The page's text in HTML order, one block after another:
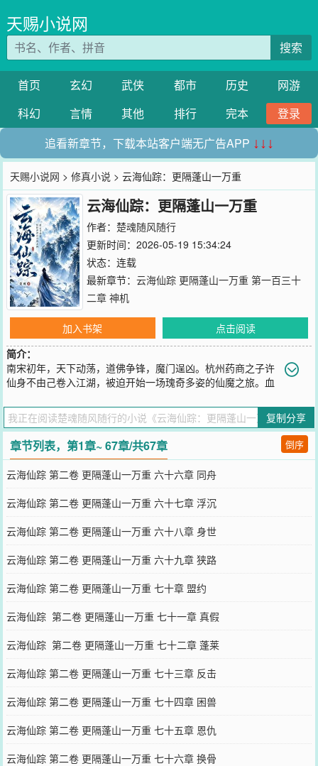
天赐小说网
搜索
首页 玄幻 武侠 都市 历史
网游
科幻
言情 其他 排行 完本
登录
追看新章节，下载本站客户端无广告APP ↓↓↓
天赐小说网 >修真小说 > 云海仙踪：更隔蓬山一万重
云海仙踪：更隔蓬山一万重
作者： 楚魂随风随行
更新时间：2026-05-19 15:34:24
状态：连载
最新章节： 云海仙踪 更隔蓬山一万重 第一百三十
二章 神机
加入书架
点击阅读
简介：
南宋初年，天下动荡，道佛争锋，魔门逞凶。杭州药商之子许
仙身不由己卷入江湖，被迫开始一场瑰奇多姿的仙魔之旅。血
义神侠小说，树下野狐版《白蛇传》，带你进入大宋朝瑰丽雄奇的仙
魔世界。
您要是觉得《 云海仙踪：更隔蓬山一万重
》还不错的话请不要忘记向
您QQ群和微博微信里的朋友推荐哦！
复制分享
章节列表，第1章~ 67章/共67章 倒序
云海仙踪 第二卷 更隔蓬山一万重 六十六章 同舟
云海仙踪 第二卷 更隔蓬山一万重 六十七章 浮沉
云海仙踪 第二卷 更隔蓬山一万重 六十八章 身世
云海仙踪 第二卷 更隔蓬山一万重 六十九章 狭路
云海仙踪 第二卷 更隔蓬山一万重 七十章 盟约
云海仙踪 第二卷 更隔蓬山一万重 七十一章 真假
云海仙踪 第二卷 更隔蓬山一万重 七十二章 蓬莱
云海仙踪 第二卷 更隔蓬山一万重 七十三章 反击
云海仙踪 第二卷 更隔蓬山一万重 七十四章 困兽
云海仙踪 第二卷 更隔蓬山一万重 七十五章 恩仇
云海仙踪 第二卷 更隔蓬山一万重 七十六章 换骨